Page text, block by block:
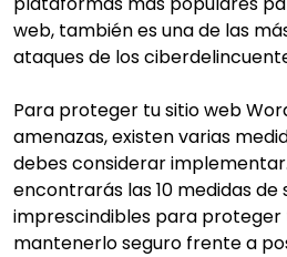
web, también es una de las
ataques de los
Para proteger tu sitio web
amenazas, existen varias
debes considerar
encontrarás las 10 medidas
imprescindibles para proteger
mantenerlo seguro frente a